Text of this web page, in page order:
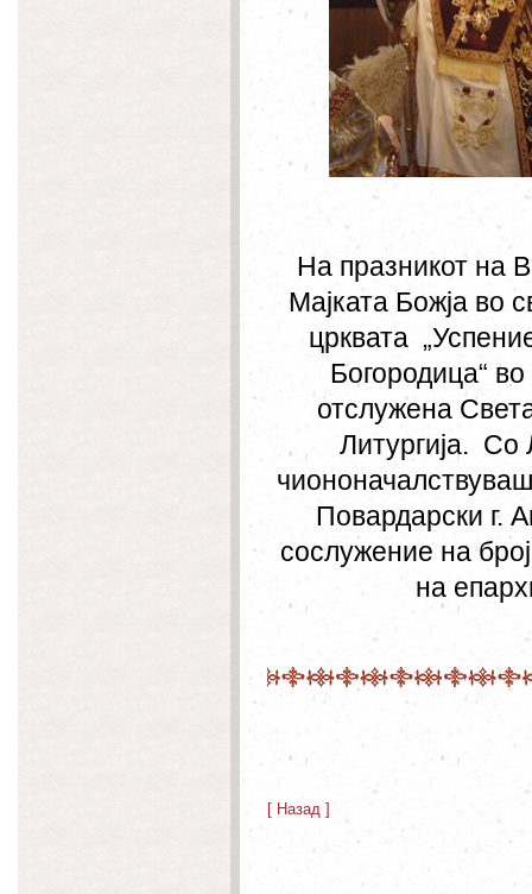
На празникот на
Мајката Божја во
црквата
Богородица“
отслужена
Литургија. Со
Повардарски г.
сослужение на
на
[ Назад ]